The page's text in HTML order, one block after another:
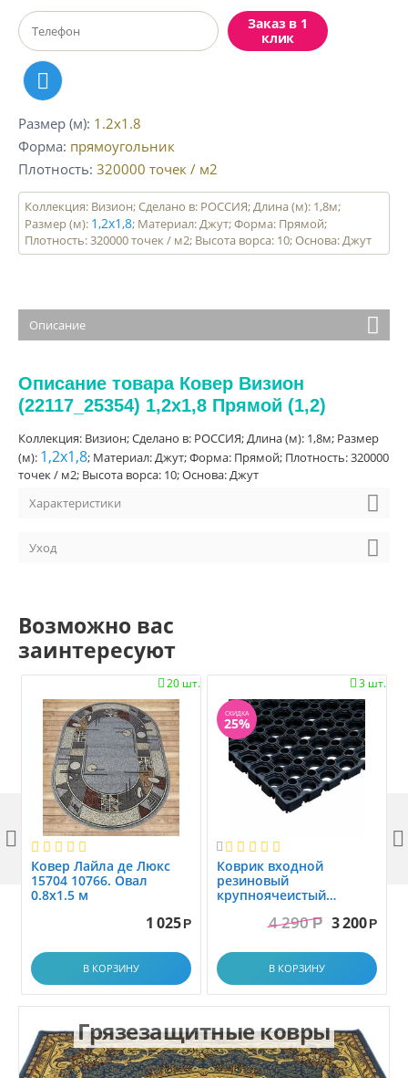
Заказ в 1
клик
Размер (м) 1.2x1.8
Форма прямоугольник
Плотность 320000 точек / м2
Коллекция: Визион; Сделано в: РОССИЯ; Длина (м): 1,8м;
Размер (м): 1,2х1,8; Материал: Джут; Форма: Прямой;
Плотность: 320000 точек / м2; Высота ворса: 10; Основа: Джут
Описание
Описание товара Ковер Визион
(22117_25354) 1,2х1,8 Прямой (1,2)
Коллекция: Визион; Сделано в: РОССИЯ; Длина (м): 1,8м; Размер
(м): 1,2х1,8; Материал: Джут; Форма: Прямой; Плотность: 320000
точек / м2; Высота ворса: 10; Основа: Джут
Характеристики
Уход
Возможно вас
заинтересуют
20 шт.

Ковер Лайла де Люкс
15704 10766. Овал
0.8x1.5 м
1 025 Р
В КОРЗИНУ
3 шт.

СКИДКА
25%

Коврик вxодной
резиновый
крупноячеистый
1.0x1.5 м4 290 Р 3 200 Р
В КОРЗИНУ
 
Грязезащитные ковры